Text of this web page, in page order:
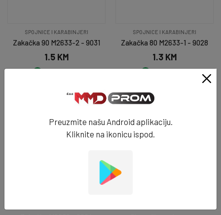
SPOJNICE I KARABINJERI
Zakačka 90 M2633-2 - 9031
1.5 KM
NA STANJU
DODAJ U KORPU
SPOJNICE I KARABINJERI
Zakačka 80 M2633-1 - 9028
1.3 KM
NA STANJU
DODAJ U KORPU
Preuzmite našu Android aplikaciju.
Kliknite na ikonicu ispod.